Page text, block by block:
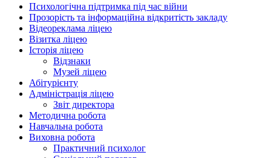
Психологічна підтримка під час війни
Прозорість та інформаційна відкритість закладу
Відеореклама ліцею
Візитка ліцею
Історія ліцею
Відзнаки
Музей ліцею
Абітурієнту
Адміністрація ліцею
Звіт директора
Методична робота
Навчальна робота
Виховна робота
Практичний психолог